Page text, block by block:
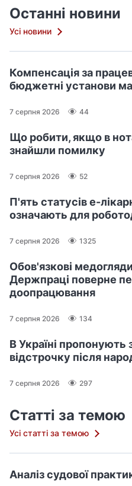
Останні новини
Усі новини
Компенсація за
бюджетні установи
7 серпня 2026 44
Що робити, якщо в
знайшли помилку
7 серпня 2026 52
П'ять статусів е-
означають для
7 серпня 2026 1325
Обов'язкові
Держпраці поверне
доопрацювання
7 серпня 2026 134
В Україні пропонують
відстрочку після
7 серпня 2026 297
Статті за темою
Усі статті за темою
Аналіз судової